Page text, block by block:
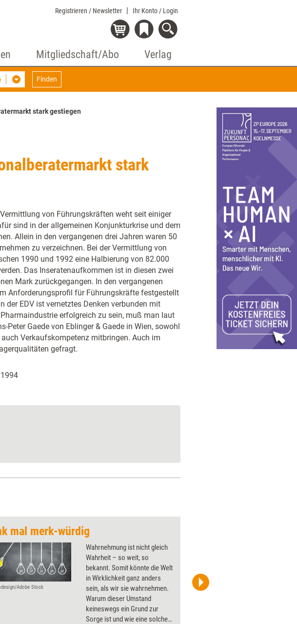
Registrieren / Newsletter Ihr Konto / Login
Mitgliedschaft/Abo Verlag
Finden
stark gestiegen
stark
von Führungskräften weht seit einiger
sind in der allgemeinen Konjunkturkrise und dem
Allein in den vergangenen drei Jahren waren 50
zu verzeichnen. Bei der Vermittlung von
1990 und 1992 eine Halbierung von 82.000
Das Inseratenaufkommen ist in diesen zwei
Mark zurückgegangen. In den vergangenen
Anforderungsprofil für Führungskräfte festgestellt
der EDV ist vernetztes Denken verbunden mit
erfolgreich zu sein, muß man laut
Peter Gaede von Eblinger & Gaede in Wien, sowohl
Verkaufskompetenz mitbringen. Auch im
gefragt.
mal merk-würdig
Adobe Stock
Wahrnehmung ist nicht gleich
Wahrheit – so weit, so
bekannt. Somit könnte die Welt
in Wirklichkeit ganz anders
sein, als wir sie wahrnehmen.
Warum dieser Umstand
keineswegs ein Grund zur
Sorge ist und wie eine solche
jd-photodesign – adobe.stock.com